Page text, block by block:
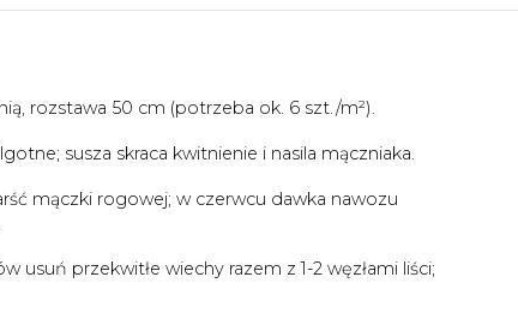
rozstawa 50 cm (potrzeba ok. 6 szt./m²).
susza skraca kwitnienie i nasila mączniaka.
mączki rogowej; w czerwcu dawka nawozu
usuń przekwitłe wiechy razem z 1-2 węzłami liści;